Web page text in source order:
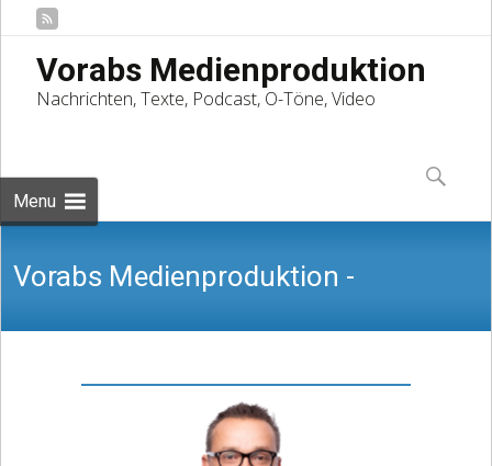
Vorabs Medienproduktion
Nachrichten, Texte, Podcast, O-Töne, Video
Menu
to
content
Suchen
nach:
Vorabs Medienproduktion -
Nachrichten, Texte, Podcast, O-Töne,